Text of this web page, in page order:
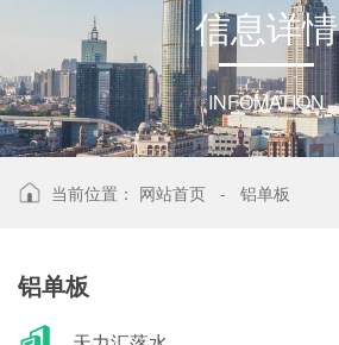
信息详情
INFOMATION
当前位置： 网站首页 - 铝单板
铝单板